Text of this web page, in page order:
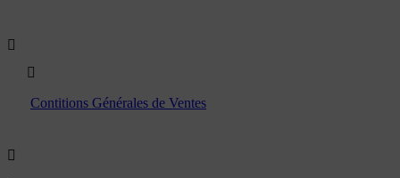
Contitions Générales de Ventes